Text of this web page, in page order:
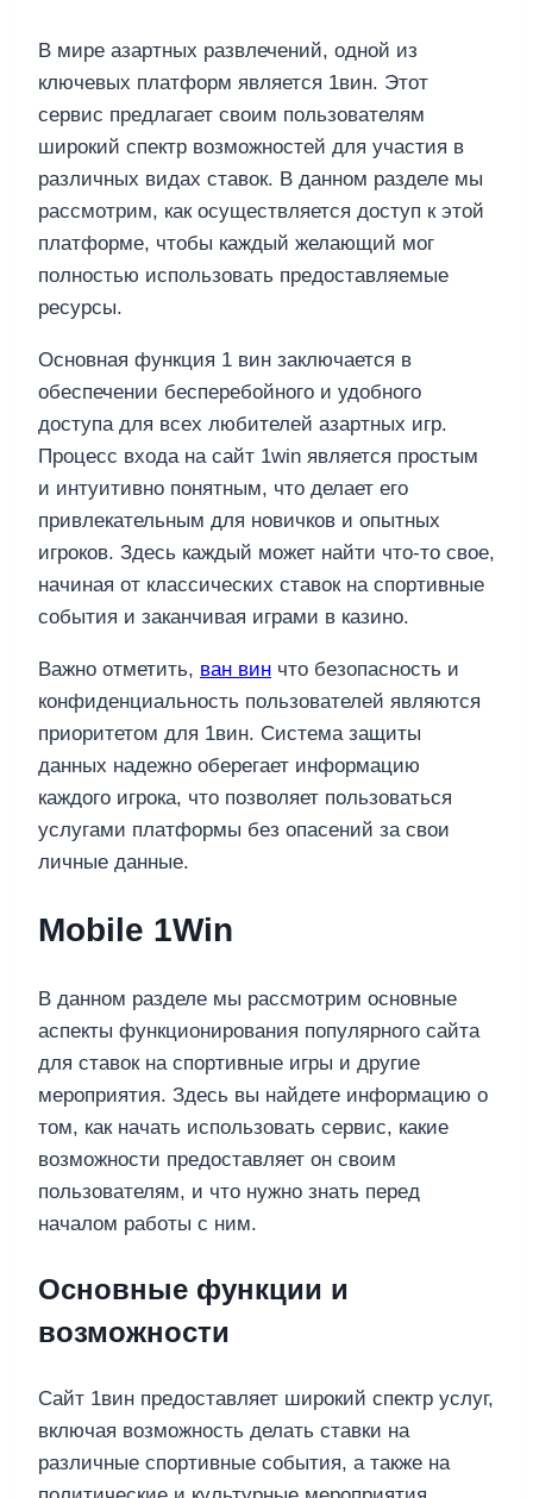
В мире азартных развлечений, одной из
ключевых платформ является 1вин. Этот
сервис предлагает своим пользователям
широкий спектр возможностей для участия в
различных видах ставок. В данном разделе мы
рассмотрим, как осуществляется доступ к этой
платформе, чтобы каждый желающий мог
полностью использовать предоставляемые
ресурсы.
Основная функция 1 вин заключается в
обеспечении бесперебойного и удобного
доступа для всех любителей азартных игр.
Процесс входа на сайт 1win является простым
и интуитивно понятным, что делает его
привлекательным для новичков и опытных
игроков. Здесь каждый может найти что-то свое,
начиная от классических ставок на спортивные
события и заканчивая играми в казино.
Важно отметить, ван вин что безопасность и
конфиденциальность пользователей являются
приоритетом для 1вин. Система защиты
данных надежно оберегает информацию
каждого игрока, что позволяет пользоваться
услугами платформы без опасений за свои
личные данные.
Mobile 1Win
В данном разделе мы рассмотрим основные
аспекты функционирования популярного сайта
для ставок на спортивные игры и другие
мероприятия. Здесь вы найдете информацию о
том, как начать использовать сервис, какие
возможности предоставляет он своим
пользователям, и что нужно знать перед
началом работы с ним.
Основные функции и
возможности
Сайт 1вин предоставляет широкий спектр услуг,
включая возможность делать ставки на
различные спортивные события, а также на